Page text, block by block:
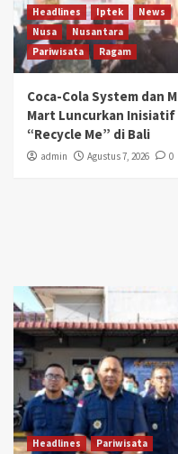
Headlines
Iptek
News
Nusa
Nusantara
Pariwisata
Ragam
Coca-Cola System dan M
Mart Luncurkan Inisiatif
“Recycle Me” di Bali
admin Agustus 7, 2026 0
Headlines
Pariwisata